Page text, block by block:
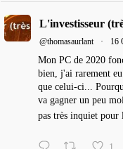
L'investisseur
@thomasaurlant · 16
Mon PC de 2020
bien, j'ai rarement
que celui-ci...
va gagner un peu
pas très inquiet pour